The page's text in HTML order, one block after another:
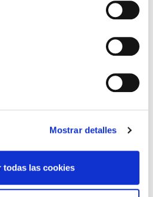
Mostrar detalles
todas las cookies